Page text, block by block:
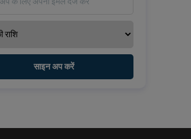
साइन अप करें